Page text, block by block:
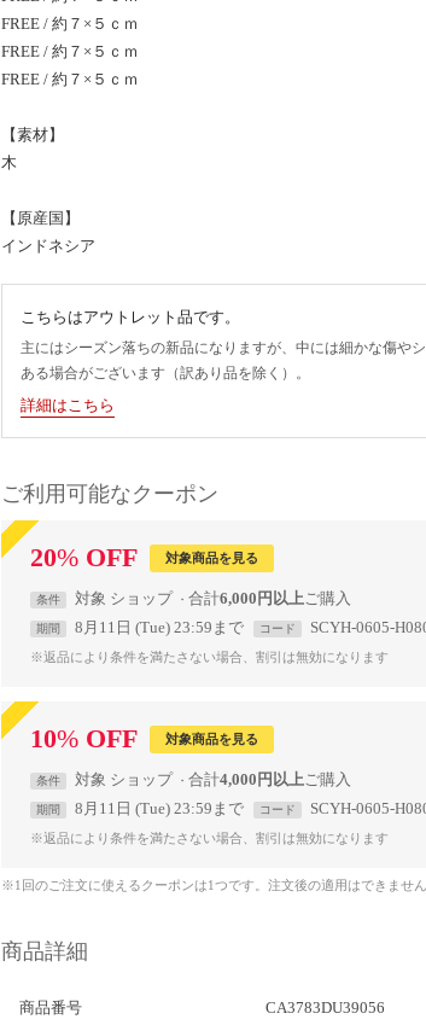
FREE / 約７×５ｃｍ
FREE / 約７×５ｃｍ
FREE / 約７×５ｃｍ
【素材】
木
【原産国】
インドネシア
こちらはアウトレット品です。
主にはシーズン落ちの新品になりますが、中には細かな傷や
ある場合がございます（訳あり品を除く）。
詳細はこちら
ご利用可能なクーポン
20% OFF 対象商品を見る
条件 対象 ショップ 合計6,000円以上
期間 8月11日 (Tue) 23:59まで コード SCYH-0605-
※返品により条件を満たさない場合、割引は無効になります
10% OFF 対象商品を見る
条件 対象 ショップ 合計4,000円以上
期間 8月11日 (Tue) 23:59まで コード SCYH-0605-
※返品により条件を満たさない場合、割引は無効になります
※1回のご注文に使えるクーポンは1つです。注文後の適用はできません
商品詳細
商品番号 CA3783DU39056